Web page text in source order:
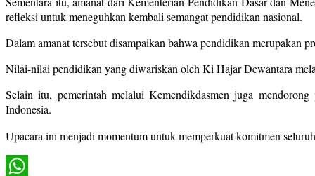
refleksi untuk meneguhkan kembali semangat pendidikan nasional.
Dalam amanat tersebut disampaikan bahwa pendidikan merupakan
Nilai-nilai pendidikan yang diwariskan oleh Ki Hajar Dewantara
Selain itu, pemerintah melalui Kemendikdasmen juga
Indonesia.
Upacara ini menjadi momentum untuk memperkuat komitmen